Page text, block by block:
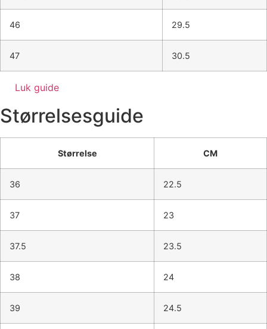
46 29.5
47 30.5
Luk guide
Størrelsesguide
Størrelse CM
36 22.5
37 23
37.5 23.5
38 24
39 24.5